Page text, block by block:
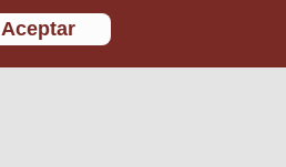
Aceptar